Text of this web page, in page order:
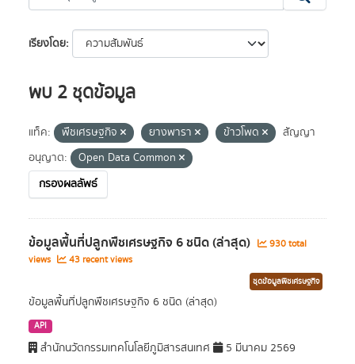
เรียงโดย
พบ 2 ชุดข้อมูล
แท็ค: พืชเศรษฐกิจ ยางพารา ข้าวโพด
สัญญา
อนุญาต:
Open Data Common
กรองผลลัพธ์
ข้อมูลพื้นที่ปลูกพืชเศรษฐกิจ 6 ชนิด (ล่าสุด)
930 total
views
43 recent views
ชุดข้อมูลพืชเศรษฐกิจ
ข้อมูลพื้นที่ปลูกพืชเศรษฐกิจ 6 ชนิด (ล่าสุด)
API
สำนักนวัตกรรมเทคโนโลยีภูมิสารสนเทศ 5 มีนาคม 2569